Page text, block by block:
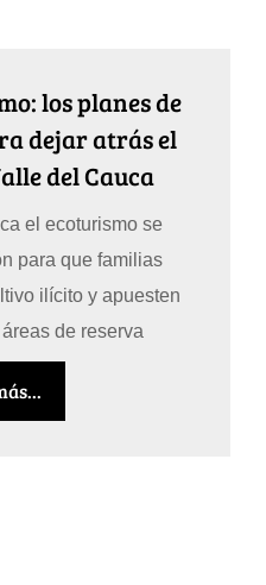
los planes de
dejar atrás el
del Cauca
el ecoturismo se
para que familias
ilícito y apuesten
de reserva